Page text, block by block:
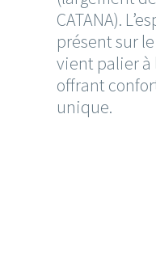
CATANA).
présent sur
vient palier à
offrant
unique.